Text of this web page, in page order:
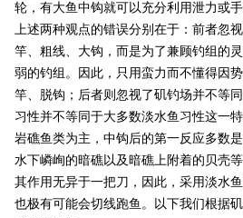
轮，有大鱼中钩就可以充分利用泄力或手
上述两种观点的错误分别在于：前者忽
竿、粗线、大钩，而是为了兼顾钓组的
弱的钓组。因此，只用蛮力而不懂得因
竿、脱钩；后者则忽视了矶钓场并不等
习性并不等同于大多数淡水鱼习性这一
岩礁鱼类为主，中钩后的第一反应多数
水下嶙峋的暗礁以及暗礁上附着的贝壳
其作用无异于一把刀，因此，采用淡水
也极有可能会切线跑鱼。以下我们根据